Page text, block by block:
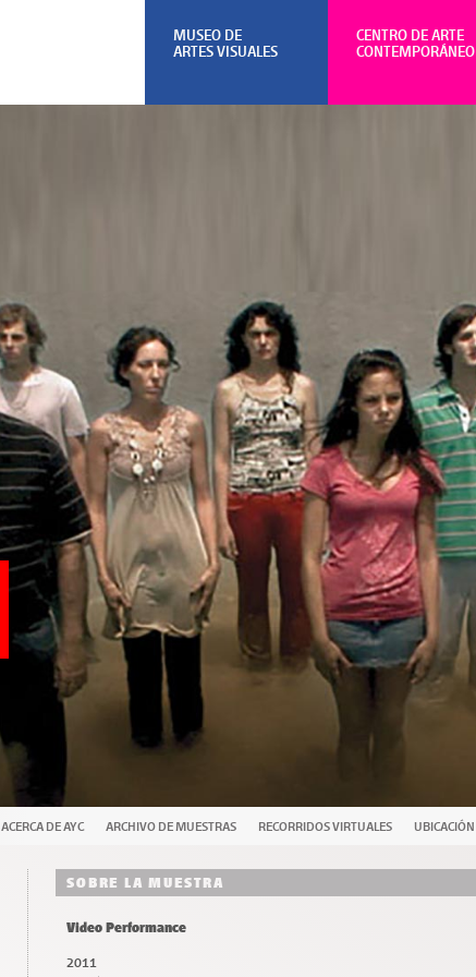
ACERCA DE AYC ARCHIVO DE MUESTRAS RECORRIDOS VIRTUALES UBICACIÓN
SOBRE LA MUESTRA
Video Performance
2011
CENTRO DE ARTE
CONTEMPORÁNEO
MUSEO DE
ARTES VISUALES